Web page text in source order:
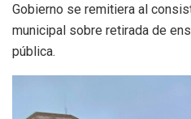
Gobierno se remitiera al
municipal sobre retirada de
pública.